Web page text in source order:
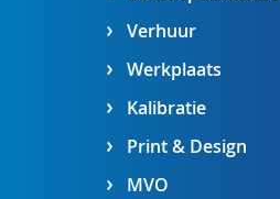
Verhuur
Werkplaats
Kalibratie
Print & Design
MVO